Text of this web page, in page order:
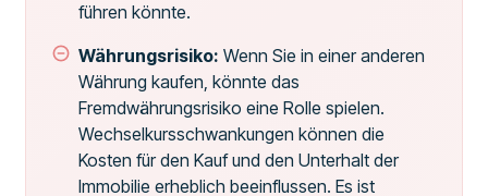
führen könnte.
Währungsrisiko: Wenn Sie in einer anderen
Währung kaufen, könnte das
Fremdwährungsrisiko eine Rolle spielen.
Wechselkursschwankungen können die
Kosten für den Kauf und den Unterhalt der
Immobilie erheblich beeinflussen. Es ist